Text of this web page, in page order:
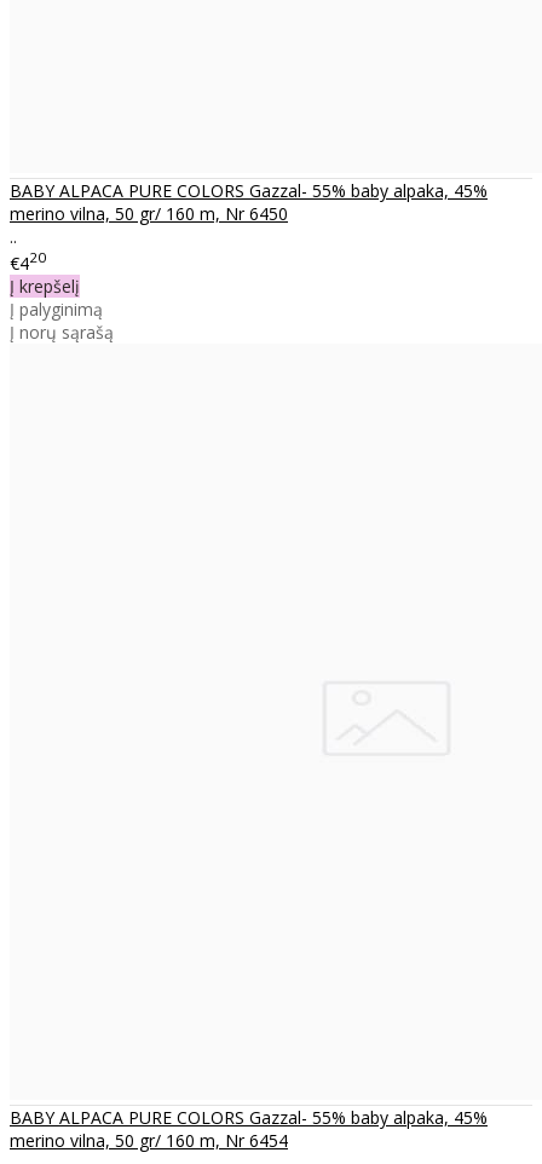
BABY ALPACA PURE COLORS Gazzal- 55% baby alpaka, 45%
merino vilna, 50 gr/ 160 m, Nr 6450
..
€420
Į krepšelį
Į palyginimą
Į norų sąrašą
BABY ALPACA PURE COLORS Gazzal- 55% baby alpaka, 45%
merino vilna, 50 gr/ 160 m, Nr 6454